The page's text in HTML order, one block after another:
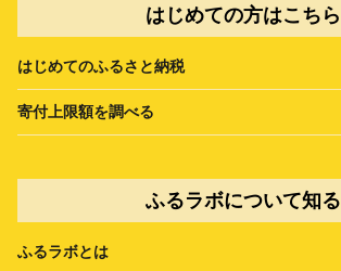
はじめての方はこちら
はじめてのふるさと納税
寄付上限額を調べる
ふるラボについて知る
ふるラボとは